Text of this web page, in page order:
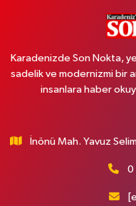
Karadenizde Son Nokta,
sadelik ve modernizmi bir
insanlara haber
İnönü Mah. Yavuz
0